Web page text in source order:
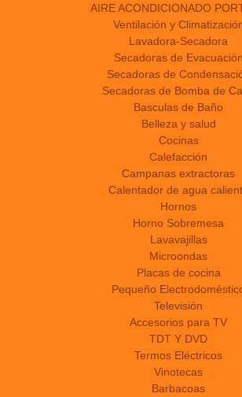
AIRE ACONDICIONADO
Ventilación y
Lavadora-Secadora
Secadoras de Evacuación
Secadoras de
Secadoras de Bomba de
Basculas de Baño
Belleza y salud
Cocinas
Calefacción
Campanas extractoras
Calentador de agua
Hornos
Horno Sobremesa
Lavavajillas
Microondas
Placas de cocina
Pequeño
Televisión
Accesorios para TV
TDT Y DVD
Termos Eléctricos
Vinotecas
Barbacoas